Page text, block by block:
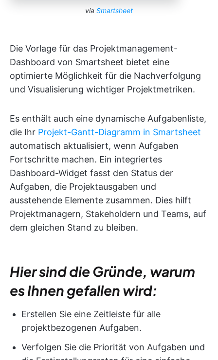
via Smartsheet
Die Vorlage für das Projektmanagement-
Dashboard von Smartsheet bietet eine
optimierte Möglichkeit für die Nachverfolgung
und Visualisierung wichtiger Projektmetriken.
Es enthält auch eine dynamische Aufgabenliste,
die Ihr Projekt-Gantt-Diagramm in Smartsheet
automatisch aktualisiert, wenn Aufgaben
Fortschritte machen. Ein integriertes
Dashboard-Widget fasst den Status der
Aufgaben, die Projektausgaben und
ausstehende Elemente zusammen. Dies hilft
Projektmanagern, Stakeholdern und Teams, auf
dem gleichen Stand zu bleiben.
Hier sind die Gründe, warum
es Ihnen gefallen wird:
Erstellen Sie eine Zeitleiste für alle
projektbezogenen Aufgaben.
Verfolgen Sie die Priorität von Aufgaben und